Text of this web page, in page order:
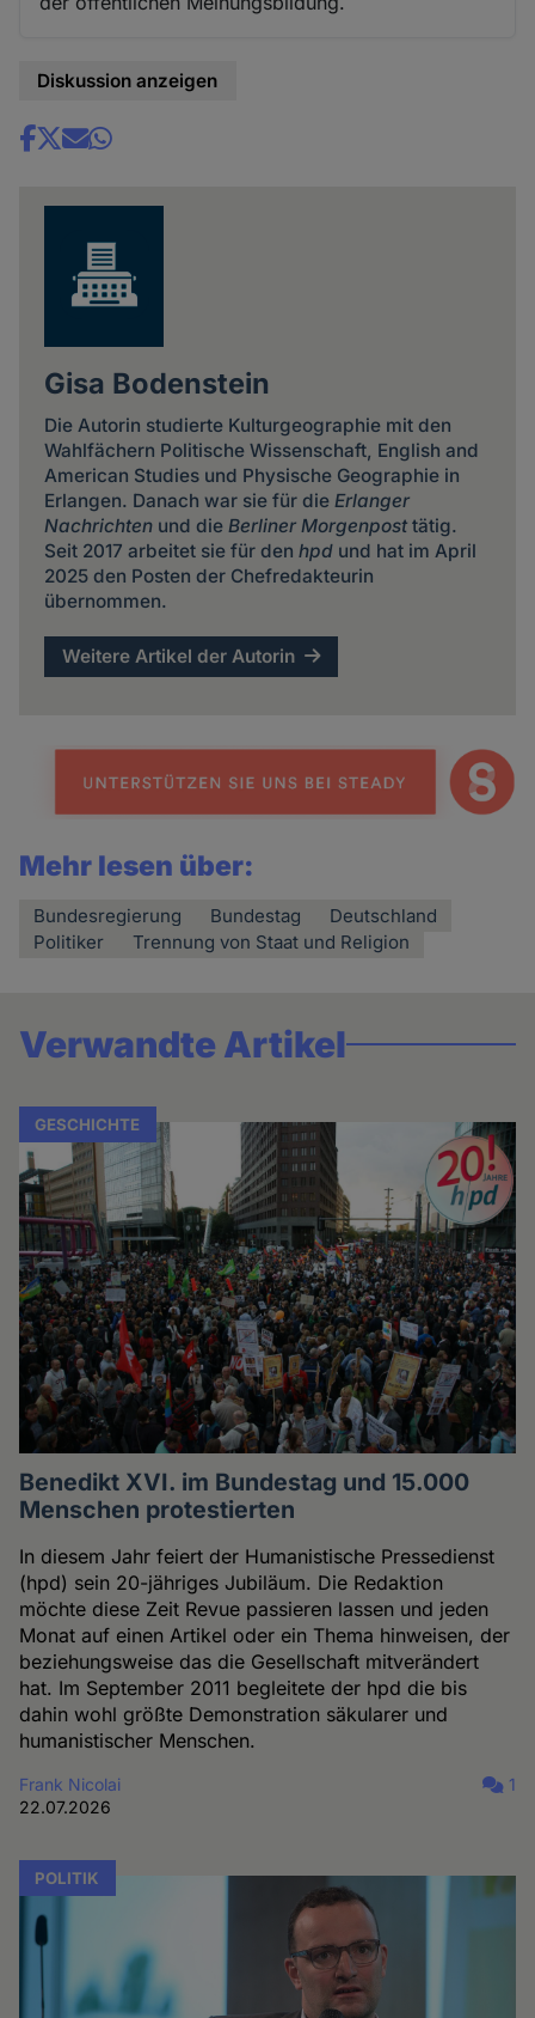
Diskussion anzeigen
Share
Gisa Bodenstein
Die Autorin studierte Kulturgeographie mit den
Wahlfächern Politische Wissenschaft, English and
American Studies und Physische Geographie in
Erlangen. Danach war sie für die Erlanger
Nachrichtenund die Berliner Morgenposttätig.
Seit 2017 arbeitet sie für den hpdund hat im April
2025 den Posten der Chefredakteurin
übernommen.
Weitere Artikel der Autorin
Mehr lesen über:
Bundesregierung Bundestag
Deutschland
Politiker
Trennung von Staat und Religion
Verwandte Artikel
GESCHICHTE
Benedikt XVI. im Bundestag und 15.000
Menschen protestierten
In diesem Jahr feiert der Humanistische Pressedienst
(hpd) sein 20-jähriges Jubiläum. Die Redaktion
möchte diese Zeit Revue passieren lassen und jeden
Monat auf einen Artikel oder ein Thema hinweisen, der
beziehungsweise das die Gesellschaft mitverändert
hat. Im September 2011 begleitete der hpd die bis
dahin wohl größte Demonstration säkularer und
humanistischer Menschen.
Frank Nicolai
22.07.2026
1
POLITIK